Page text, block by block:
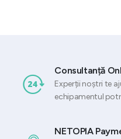
Consultanță
Experții noștri te
echipamentul
NETOPIA